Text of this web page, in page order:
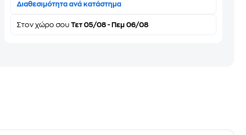
Διαθεσιμότητα ανά κατάστημα
Στονχώρο σου Τετ 05/08 - Πεμ 06/08